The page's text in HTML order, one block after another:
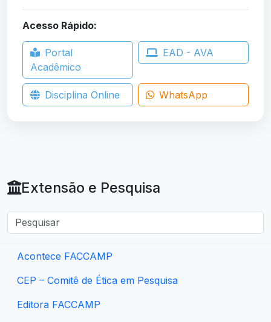
Acesso Rápido:
Portal
Acadêmico
EAD - AVA
Disciplina Online WhatsApp
Extensão e Pesquisa
Acontece FACCAMP
CEP – Comitê de Ética em Pesquisa
Editora FACCAMP